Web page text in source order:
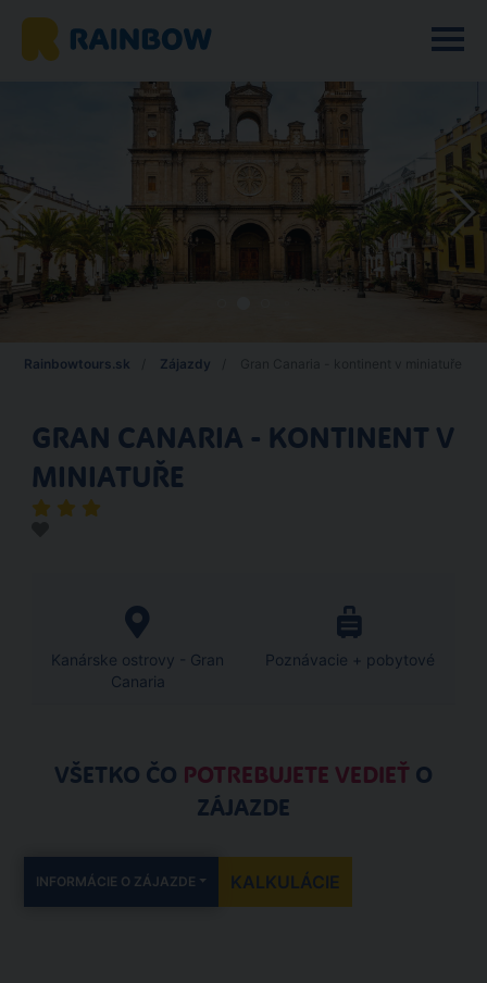
Rainbowtours.sk Zájazdy
GRAN CANARIA - KONTINENT V
MINIATUŘE
Kanárske ostrovy - Gran
Canaria
Poznávacie + pobytové
VŠETKO ČO POTREBUJETE VEDIEŤ O
ZÁJAZDE
INFORMÁCIE O ZÁJAZDE KALKULÁCIE